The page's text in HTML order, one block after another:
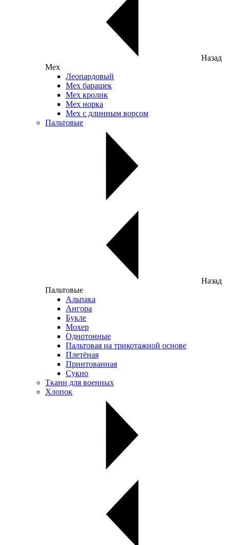
Назад
Мех
Леопардовый
Мех барашек
Мех кролик
Мех норка
Мех с длинным ворсом
Пальтовые
Назад
Пальтовые
Альпака
Ангора
Букле
Мохер
Однотонные
Пальтовая на трикотажной основе
Плетёная
Принтованная
Сукно
Ткани для военных
Хлопок